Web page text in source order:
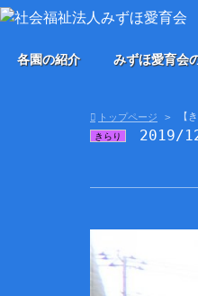
各園の紹介 みずほ愛育会
トップページ 【
きらり 2019/